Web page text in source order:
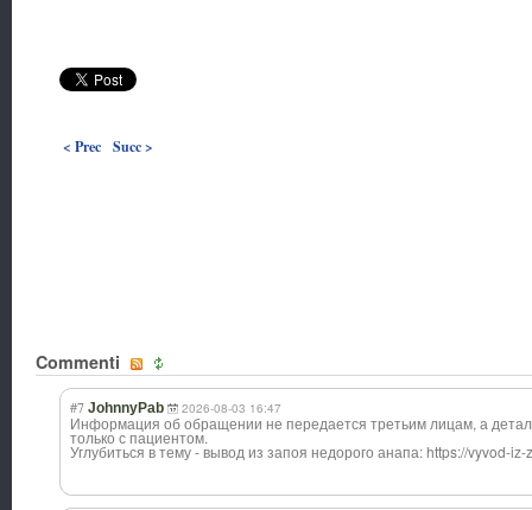
< Prec Succ >
Commenti
#7 JohnnyPab 2026-08-03 16:47
Информация об обращении не передается третьим лицам, а
только с пациентом.
Углубиться в тему - вывод из запоя недорого анапа: https://vyvod-